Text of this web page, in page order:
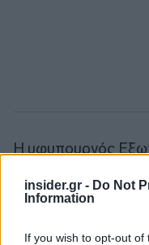
insider.gr - Do Not
Information
If you wish to opt-out
Η υφυπουργός
επιζητεί να
αναβίωση της